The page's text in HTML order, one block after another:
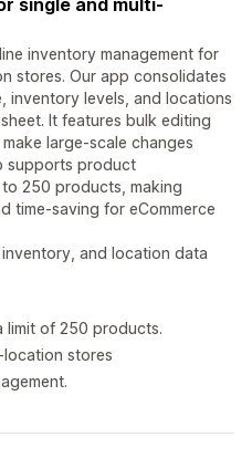
single and multi-
inventory management for
stores. Our app consolidates
inventory levels, and locations
It features bulk editing
large-scale changes
supports product
250 products, making
time-saving for eCommerce
and location data
limit of 250 products.
stores